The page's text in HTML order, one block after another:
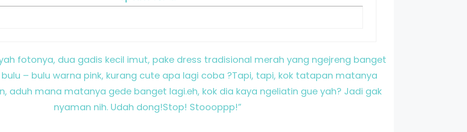
fotonya, dua gadis kecil imut, pake dress tradisional merah yang ngejreng banget
– bulu warna pink, kurang cute apa lagi coba ?Tapi, tapi, kok tatapan matanya
aduh mana matanya gede banget lagi.eh, kok dia kaya ngeliatin gue yah? Jadi gak
nyaman nih. Udah dong!Stop! Stoooppp!”